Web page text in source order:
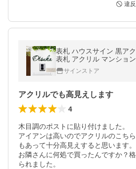
違
表札 ハウスサイン 黒ア
表札 アクリル マンショ
ゃれ 玄関 英語 漢字 モダ
サインストア
アクリルでも高見えします
4
木目調のポストに貼り付けました。
アイアンは高いのでアクリルのこち
もあって十分高見えすると思います。
お隣さんに何処で買ったんですか？
られました。